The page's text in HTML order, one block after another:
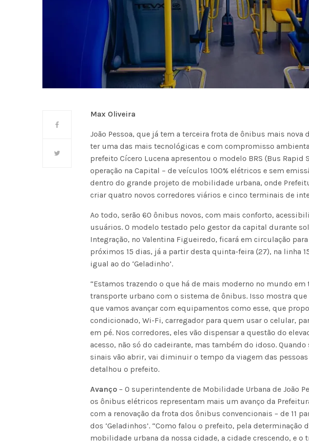
Max Oliveira
João Pessoa, que já tem a terceira frota de ônibus mais nova
ter uma das mais tecnológicas e com compromisso
prefeito Cícero Lucena apresentou o modelo BRS (Bus Rapid
operação na Capital – de veículos 100% elétricos e sem
dentro do grande projeto de mobilidade urbana, onde
criar quatro novos corredores viários e cinco terminais de
Ao todo, serão 60 ônibus novos, com mais conforto,
usuários. O modelo testado pelo gestor da capital durante
Integração, no Valentina Figueiredo, ficará em circulação
próximos 15 dias, já a partir desta quinta-feira (27), na linha
igual ao do ‘Geladinho’.
“Estamos trazendo o que há de mais moderno no mundo
transporte urbano com o sistema de ônibus. Isso mostra
que vamos avançar com equipamentos como esse, que
condicionado, Wi-Fi, carregador para quem usar o celular,
em pé. Nos corredores, eles vão dispensar a questão do
acesso, não só do cadeirante, mas também do idoso.
sinais vão abrir, vai diminuir o tempo da viagem das
detalhou o prefeito.
Avanço – O superintendente de Mobilidade Urbana de João
os ônibus elétricos representam mais um avanço da
com a renovação da frota dos ônibus convencionais – de 11
dos ‘Geladinhos’. “Como falou o prefeito, pela determinação
mobilidade urbana da nossa cidade, a cidade crescendo, e o